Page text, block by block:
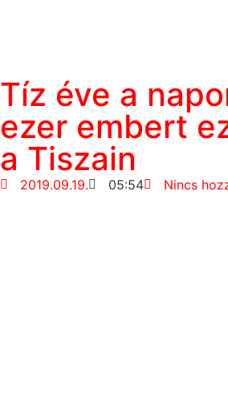
Tíz éve a
ezer embert
a Tiszain
2019.09.19. 05:54 Nincs